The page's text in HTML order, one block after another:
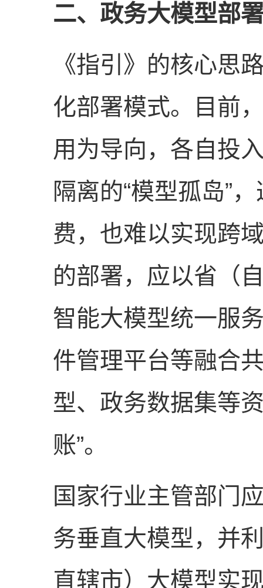
二、政务大模型部
《指引》的核心思
化部署模式。目前
用为导向，各自投
隔离的“模型孤岛”
费，也难以实现跨
的部署，应以省（
智能大模型统一服
件管理平台等融合
型、政务数据集等
账”。
国家行业主管部门
务垂直大模型，并
直辖市）大模型实